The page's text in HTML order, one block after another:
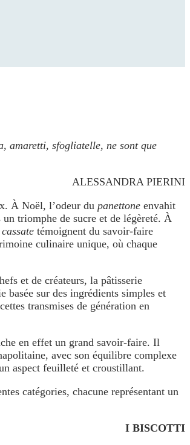
amaretti, sfogliatelle, ne sont que
ALESSANDRA PIERINI
À Noël, l’odeur du panettone envahit
un triomphe de sucre et de légèreté. À
cassate témoignent du savoir-faire
culinaire unique, où chaque
et de créateurs, la pâtisserie
basée sur des ingrédients simples et
transmises de génération en
en effet un grand savoir-faire. Il
avec son équilibre complexe
aspect feuilleté et croustillant.
catégories, chacune représentant un
I BISCOTTI